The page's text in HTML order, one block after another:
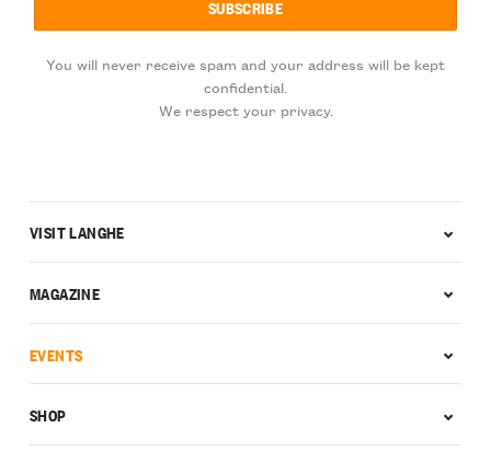
You will never receive spam and your address will be kept
confidential.
We respect your privacy.
VISIT LANGHE
MAGAZINE
EVENTS
SHOP